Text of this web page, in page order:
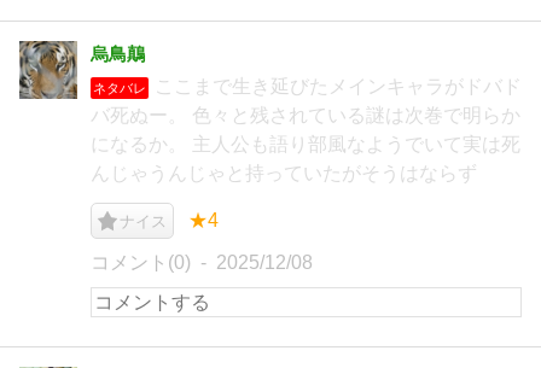
烏鳥鷏
ネタバレ
ここまで生き延びたメインキャラがドバド
バ死ぬー。 色々と残されている謎は次巻で明らか
になるか。 主人公も語り部風なようでいて実は死
んじゃうんじゃと持っていたがそうはならず
ナイス ★4
コメント(0) 2025/12/08